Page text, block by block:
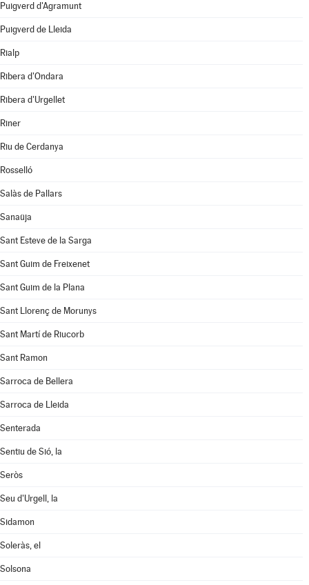
Puigverd d'Agramunt
Puigverd de Lleida
Rialp
Ribera d'Ondara
Ribera d'Urgellet
Riner
Riu de Cerdanya
Rosselló
Salàs de Pallars
Sanaüja
Sant Esteve de la Sarga
Sant Guim de Freixenet
Sant Guim de la Plana
Sant Llorenç de Morunys
Sant Martí de Riucorb
Sant Ramon
Sarroca de Bellera
Sarroca de Lleida
Senterada
Sentiu de Sió, la
Seròs
Seu d'Urgell, la
Sidamon
Soleràs, el
Solsona